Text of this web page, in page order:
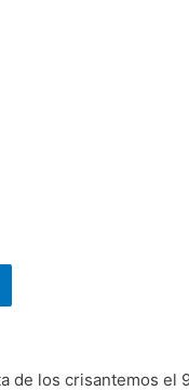
de los crisantemos el